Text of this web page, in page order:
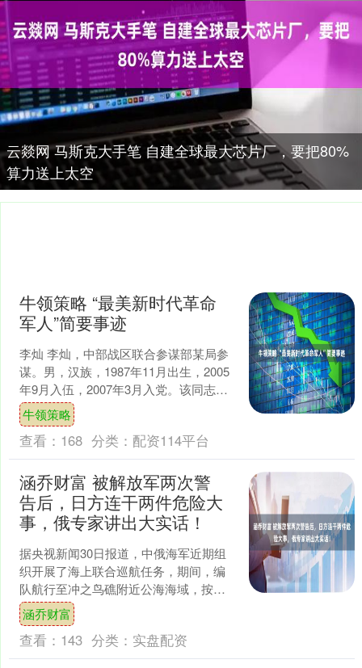
云燚网 马斯克大手笔 自建全球最大芯片厂，要把80%
算力送上太空
牛领策略 “最美新时代革命
军人”简要事迹
李灿 李灿，中部战区联合参谋部某局参
谋。男，汉族，1987年11月出生，2005
年9月入伍，2007年3月入党。该同志矢
志打赢、一心研战，参加全军参谋技能
比武夺....
牛领策略
查看： 168 分类： 配资114平台
涵乔财富 被解放军两次警
告后，日方连干两件危险大
事，俄专家讲出大实话！
据央视新闻30日报道，中俄海军近期组
织开展了海上联合巡航任务，期间，编
队航行至冲之鸟礁附近公海海域，按照
国际法开展正常演训。 但日本海上自卫
队舰艇全程近距离尾随....
涵乔财富
查看： 143 分类： 实盘配资